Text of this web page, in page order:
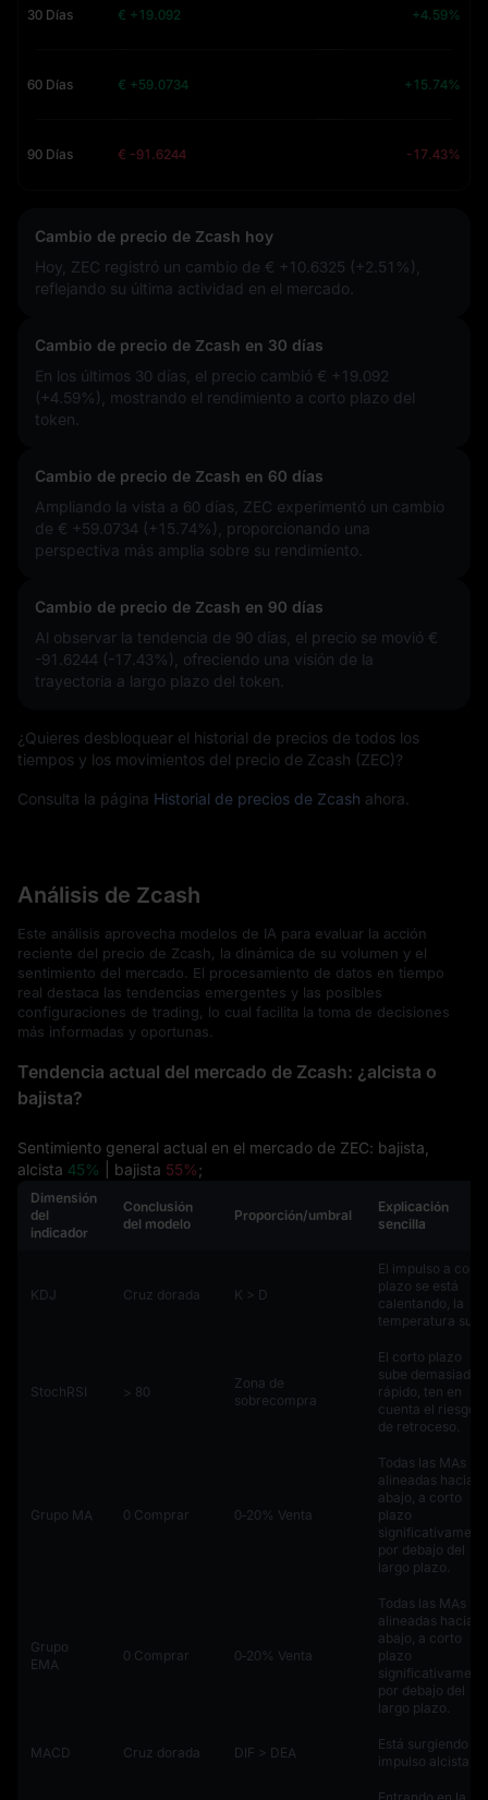
30 Días € +19.092 +4.59%
60 Días € +59.0734 +15.74%
90 Días € -91.6244 -17.43%
Cambio de precio de Zcash hoy
Hoy, ZEC registró un cambio de € +10.6325 (+2.51%)
reflejando su última actividad en el mercado.
Cambio de precio de Zcash en 30 días
En los últimos 30 días, el precio cambió € +19.092
(+4.59%)
, mostrando el rendimiento a corto plazo del
token.
Cambio de precio de Zcash en 60 días
Ampliando la vista a 60 días, ZEC experimentó un cambio
de € +59.0734 (+15.74%)
, proporcionando una
perspectiva más amplia sobre su rendimiento.
Cambio de precio de Zcash en 90 días
Al observar la tendencia de 90 días, el precio se movió €
-91.6244 (-17.43%)
, ofreciendo una visión de la
trayectoria a largo plazo del token.
¿Quieres desbloquear el historial de precios de todos los
tiempos y los movimientos del precio de Zcash (ZEC)?
Consulta la página Historial de precios de Zcash ahora.
Análisis de Zcash
Este análisis aprovecha modelos de IA para evaluar la acción
reciente del precio de Zcash, la dinámica de su volumen y el
sentimiento del mercado. El procesamiento de datos en tiempo
real destaca las tendencias emergentes y las posibles
configuraciones de trading, lo cual facilita la toma de decisiones
más informadas y oportunas.
Tendencia actual del mercado de Zcash: ¿alcista o
bajista?
Sentimiento general actual en el mercado de ZEC: bajista,
alcista 45% | bajista 55%;
Dimensión
del
indicador
Conclusión
del modelo
Proporción/umbral
Explicación
sencilla
KDJ Cruz dorada K > D
El impulso a corto
plazo se está
calentando, la
temperatura
StochRSI > 80
Zona de
sobrecompra
El corto plazo
sube demasiado
rápido, ten en
cuenta el riesgo
de retroceso.
Grupo MA 0 Comprar 0‑20% Venta
Todas las MAs
alineadas hacia
abajo, a corto
plazo
por debajo del
largo plazo.
Grupo
EMA
0 Comprar 0‑20% Venta
Todas las MAs
alineadas hacia
abajo, a corto
plazo
por debajo del
largo plazo.
MACD Cruz dorada DIF > DEA
Está surgiendo un
impulso alcista.